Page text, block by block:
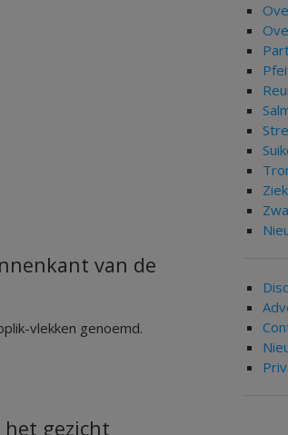
van de
vlekken genoemd.
het gezicht